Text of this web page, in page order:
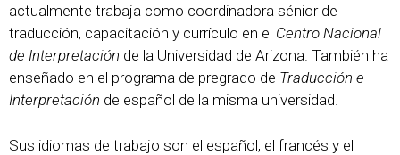
actualmente trabaja como coordinadora sénior de
traducción, capacitación y currículo en el Centro Nacional
de Interpretación de la Universidad de Arizona. También ha
enseñado en el programa de pregrado de Traducción e
Interpretación de español de la misma universidad.
Sus idiomas de trabajo son el español, el francés y el